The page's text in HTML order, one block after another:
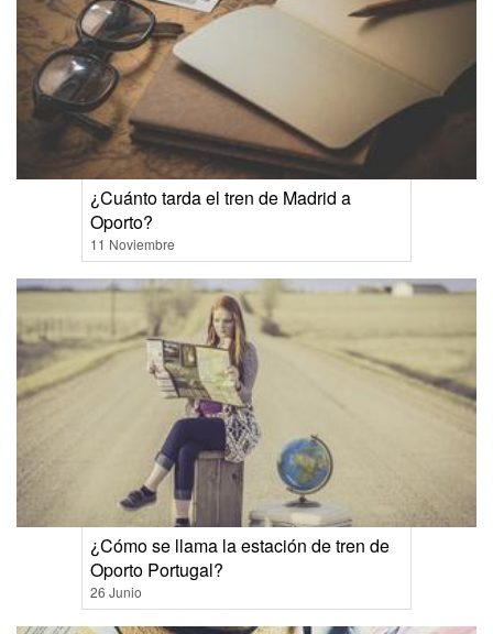
¿Cuánto tarda el tren de Madrid a
Oporto?
11 Noviembre
¿Cómo se llama la estación de tren de
Oporto Portugal?
26 Junio